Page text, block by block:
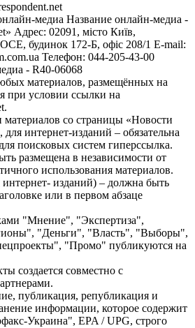
медиа Название онлайн-медиа -
Адрес: 02091, місто Київ,
будинок 172-Б, офіс 208/1 E-mail:
Телефон: 044-205-43-00
- R40-06068
материалов, размещённых на
при условии ссылки на
со страницы «Новости
интернет-изданий – обязательна
поисковых систем гиперссылка.
размещена в независимости от
использования материалов.
изданий) – должна быть
или в первом абзаце
"Мнение", "Экспертиза",
"Деньги", "Власть", "Выборы",
"Промо" публикуются на
создается совместно с
публикация, републикация и
информации, которое содержит
Украина", EPA / UPG, строго